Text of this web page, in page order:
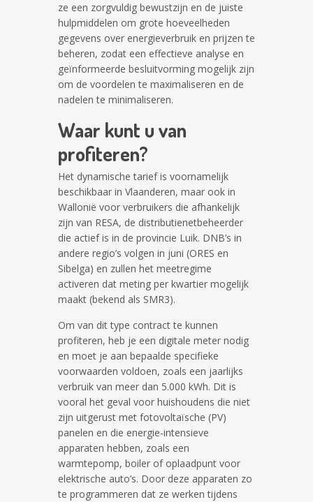
ze een zorgvuldig bewustzijn en de juiste
hulpmiddelen om grote hoeveelheden
gegevens over energieverbruik en prijzen te
beheren, zodat een effectieve analyse en
geïnformeerde besluitvorming mogelijk zijn
om de voordelen te maximaliseren en de
nadelen te minimaliseren.
Waar kunt u van
profiteren?
Het dynamische tarief is voornamelijk
beschikbaar in Vlaanderen, maar ook in
Wallonië voor verbruikers die afhankelijk
zijn van RESA, de distributienetbeheerder
die actief is in de provincie Luik. DNB’s in
andere regio’s volgen in juni (ORES en
Sibelga) en zullen het meetregime
activeren dat meting per kwartier mogelijk
maakt (bekend als SMR3).
Om van dit type contract te kunnen
profiteren, heb je een digitale meter nodig
en moet je aan bepaalde specifieke
voorwaarden voldoen, zoals een jaarlijks
verbruik van meer dan 5.000 kWh. Dit is
vooral het geval voor huishoudens die niet
zijn uitgerust met fotovoltaïsche (PV)
panelen en die energie-intensieve
apparaten hebben, zoals een
warmtepomp, boiler of oplaadpunt voor
elektrische auto’s. Door deze apparaten zo
te programmeren dat ze werken tijdens